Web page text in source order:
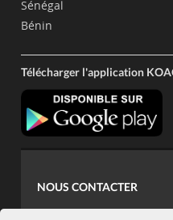
Sénégal
Bénin
Télécharger l'application
NOUS CONTACTER